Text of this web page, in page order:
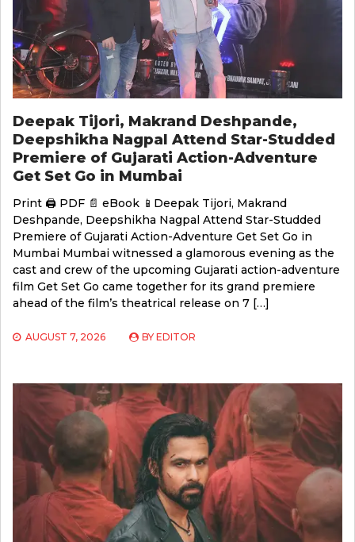
Deepak Tijori, Makrand Deshpande,
Deepshikha Nagpal Attend Star-Studded
Premiere of Gujarati Action-Adventure
Get Set Go in Mumbai
Print 🖨 PDF 📄 eBook 📱Deepak Tijori, Makrand
Deshpande, Deepshikha Nagpal Attend Star-Studded
Premiere of Gujarati Action-Adventure Get Set Go in
Mumbai Mumbai witnessed a glamorous evening as the
cast and crew of the upcoming Gujarati action-adventure
film Get Set Go came together for its grand premiere
ahead of the film’s theatrical release on 7 […]
AUGUST 7, 2026 BY EDITOR